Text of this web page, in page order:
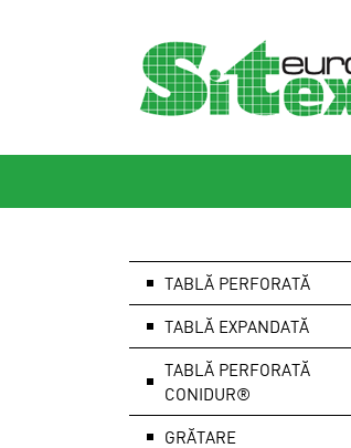
TABLĂ PERFORATĂ
TABLĂ EXPANDATĂ
TABLĂ PERFORATĂ
CONIDUR®
GRĂTARE